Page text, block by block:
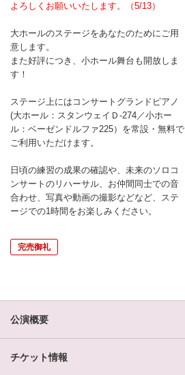
よろしくお願いいたします。（5/13）
大ホールのステージをあなたのためにご用
意します。
また好評につき、小ホール舞台も開放しま
す！
ステージ上にはコンサートグランドピアノ
(大ホール：スタンウェイＤ-274／小ホー
ル：ベーゼンドルファ225）を常設・無料で
ご利用いただけます。
日頃の練習の成果の確認や、未来のソロコ
ンサートのリハーサル、お仲間同士での音
合わせ、写真や動画の撮影などなど、ステ
ージでの1時間をお楽しみください。
完売御礼
公演概要
チケット情報